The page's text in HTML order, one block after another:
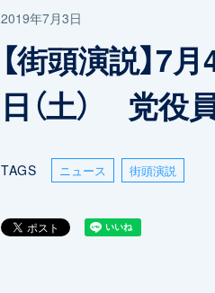
2019年7月3日
【街頭演説】7月
日（土） 党役
TAGS ニュース 街頭演説